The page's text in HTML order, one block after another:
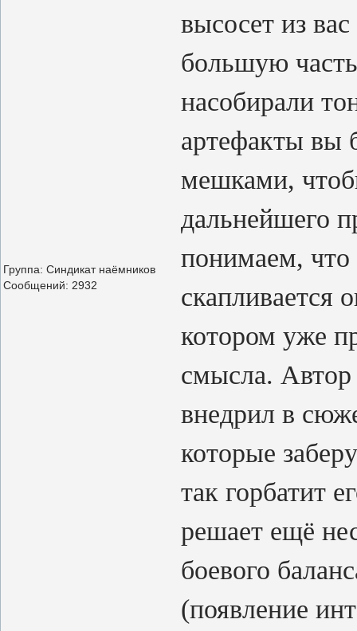
Группа: Синдикат наёмников
Сообщений: 2932
высосет из
большую
насобирали
артефакты вы
мешками,
дальнейшего
понимаем,
скапливается
котором уже
смысла. Автор
внедрил в
которые
так горбатит
решает ещё
боевого
(появление